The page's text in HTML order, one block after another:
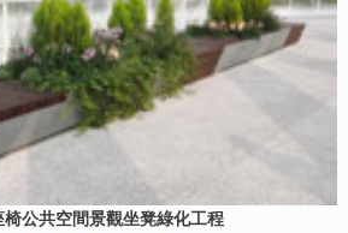
公共空間景觀坐凳綠化工程